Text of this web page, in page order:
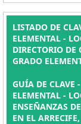
LISTADO DE
ELEMENTAL -
DIRECTORIO DE
GRADO
GUÍA DE CLAVE
ELEMENTAL -
ENSEÑANZAS
EN EL